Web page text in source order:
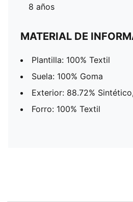
8 años
MATERIAL DE
Plantilla: 100% Textil
Suela: 100% Goma
Exterior: 88.72%
Forro: 100% Textil